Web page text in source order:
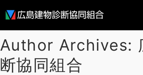
ホーム
概要
Author Archives:
断協同組合